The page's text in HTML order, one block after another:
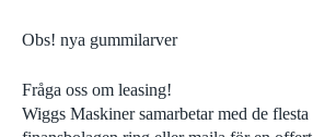
Obs! nya gummilarver
Fråga oss om leasing!
Wiggs Maskiner samarbetar med de flesta